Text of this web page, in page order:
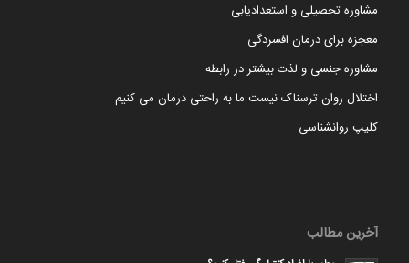
مشاوره تحصیلی و استعدادیابی
معجزه برای درمان افسردگی
مشاوره جنسی و لذت بیشتر در رابطه
اختلال روان ترسناک نیست ما به راحتی درمان می کنیم
کلیپ روانشناسی
آخرین مطالب